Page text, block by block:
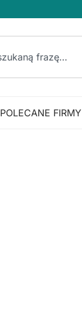
POLECANE FIRMY